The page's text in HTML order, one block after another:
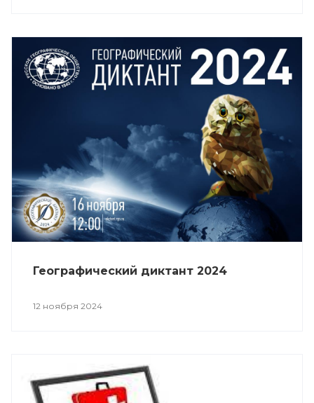
Географический диктант 2024
12 ноября 2024